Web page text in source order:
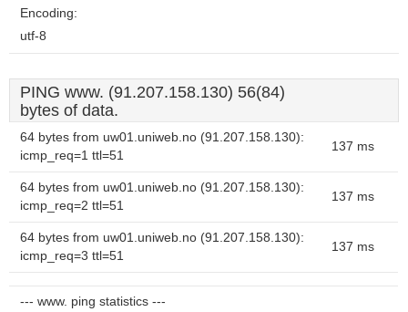
Encoding:
utf-8
PING www. (91.207.158.130) 56(84)
bytes of data.
64 bytes from uw01.uniweb.no (91.207.158.130):
icmp_req=1 ttl=51
137 ms
64 bytes from uw01.uniweb.no (91.207.158.130):
icmp_req=2 ttl=51
137 ms
64 bytes from uw01.uniweb.no (91.207.158.130):
icmp_req=3 ttl=51
137 ms
--- www. ping statistics ---